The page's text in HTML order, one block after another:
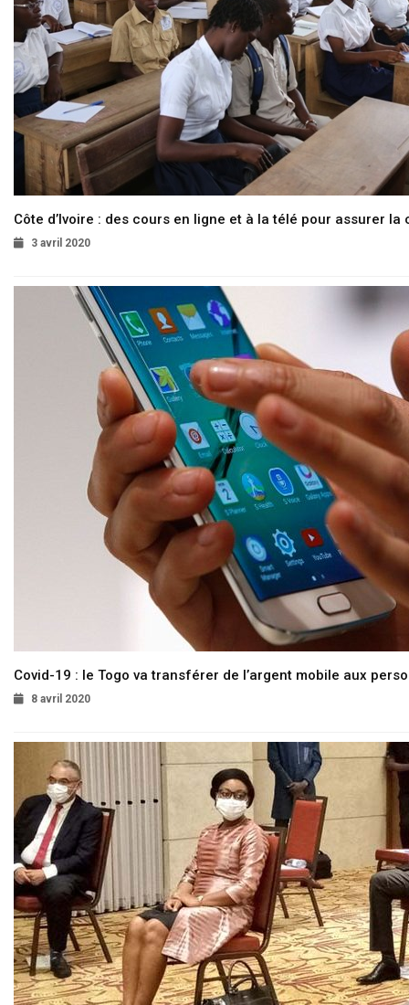
Côte d’Ivoire : des cours en ligne et à la télé pour assurer la
3 avril 2020
Covid-19 : le Togo va transférer de l’argent mobile aux
8 avril 2020